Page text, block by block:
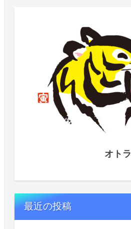
オトラ
最近の投稿